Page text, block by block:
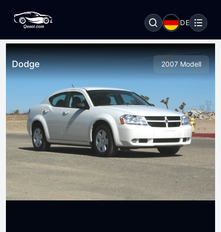
DE
Dodge 2007 Modell